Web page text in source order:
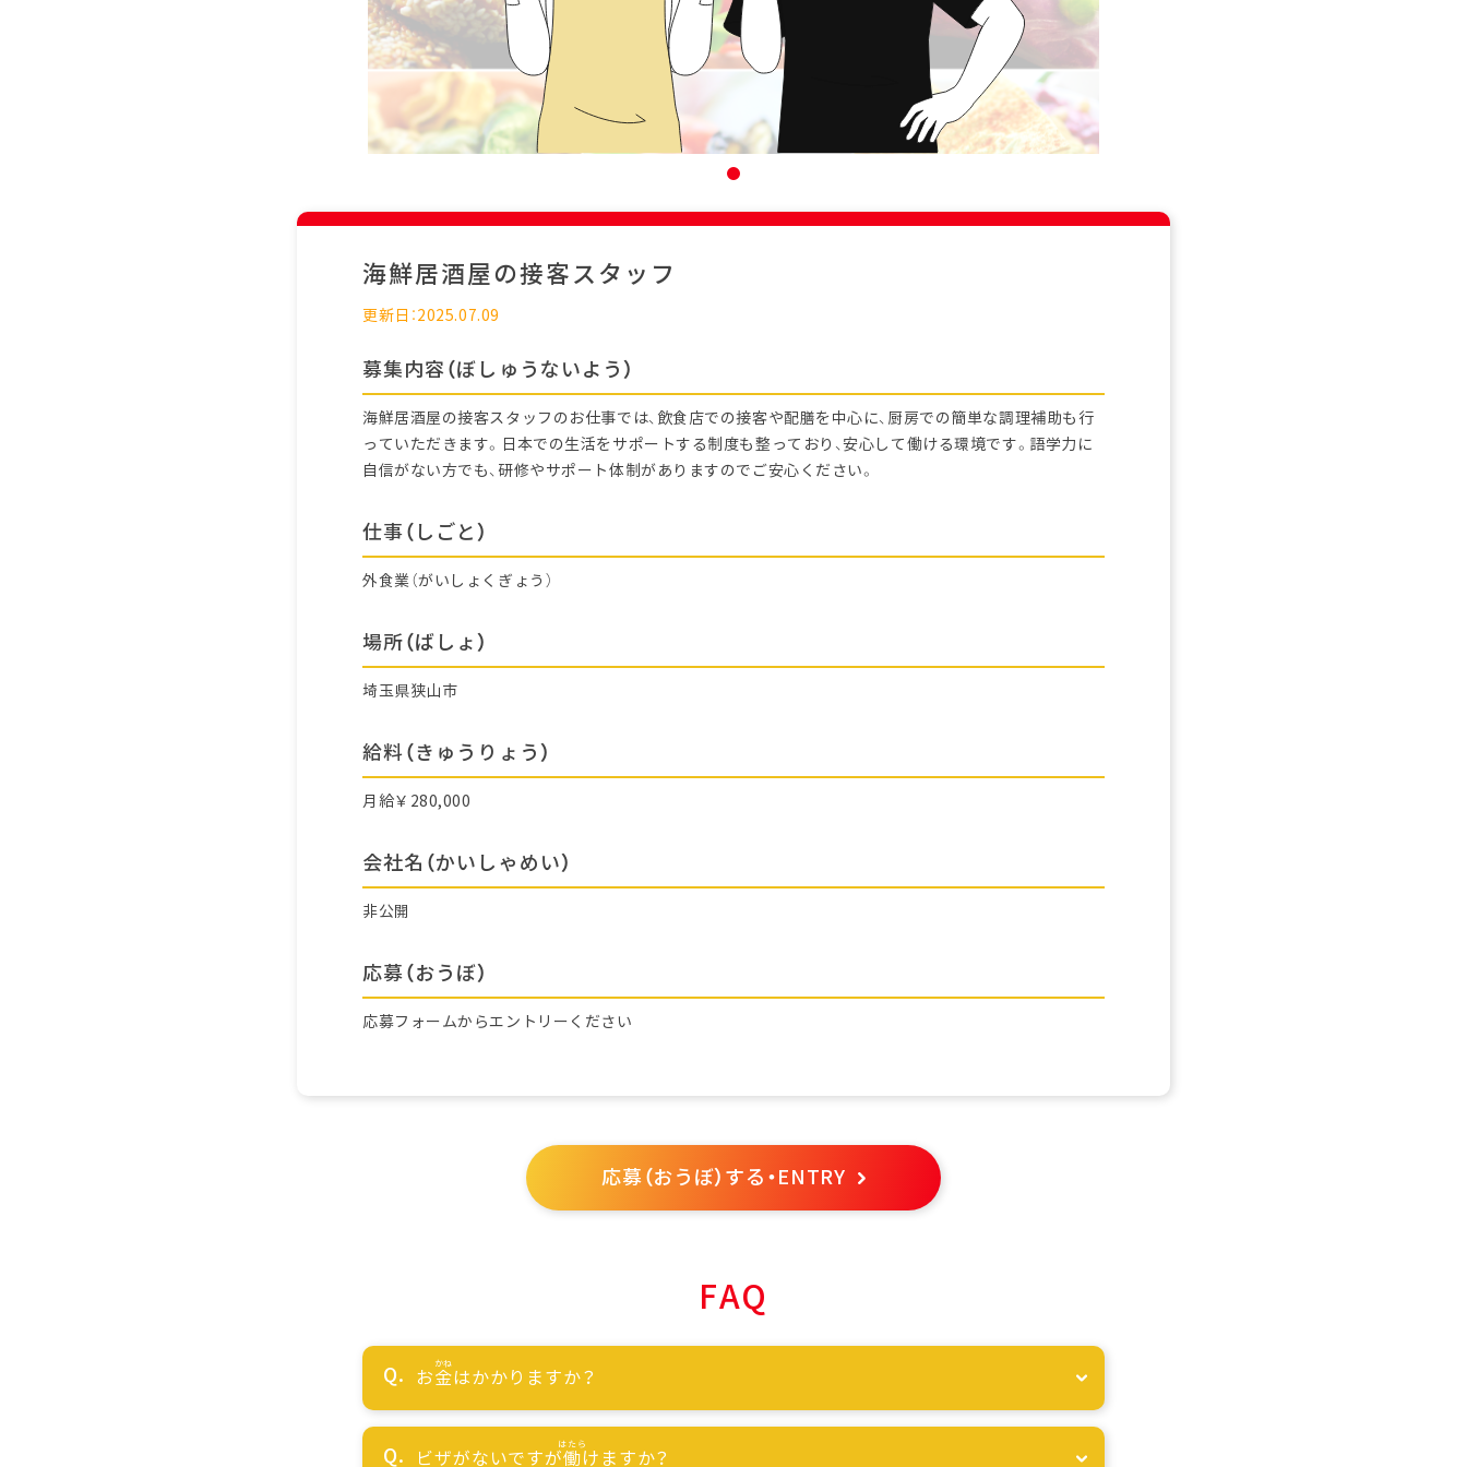
海鮮居酒屋の接客スタッフ
更新日：2025.07.09
募集内容（ぼしゅうないよう）
海鮮居酒屋の接客スタッフのお仕事では、飲食店での接客や配膳を中心に、厨房での簡単な調理補助も行
っていただきます。日本での生活をサポートする制度も整っており、安心して働ける環境です。語学力に
自信がない方でも、研修やサポート体制がありますのでご安心ください。
仕事（しごと）
外食業（がいしょくぎょう）
場所（ばしょ）
埼玉県狭山市
給料（きゅうりょう）
月給￥280,000
会社名（かいしゃめい）
非公開
応募（おうぼ）
応募フォームからエントリーください
応募（おうぼ）する・ENTRY
FAQ
お金はかかりますか？
ビザがないですが働けますか？